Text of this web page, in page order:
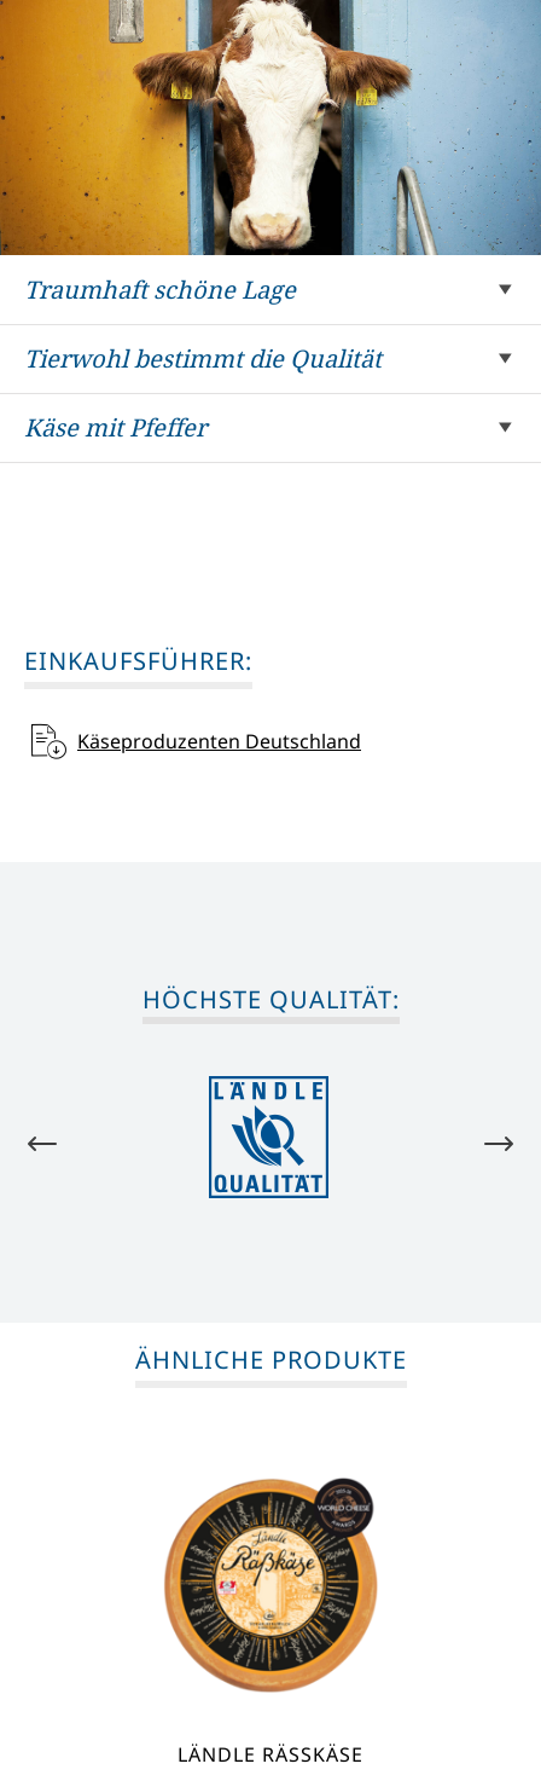
Traumhaft schöne Lage
Tierwohl bestimmt die Qualität
Käse mit Pfeffer
EINKAUFSFÜHRER:
Käseproduzenten Deutschland
HÖCHSTE QUALITÄT:
ÄHNLICHE PRODUKTE
LÄNDLE RÄSSKÄSE